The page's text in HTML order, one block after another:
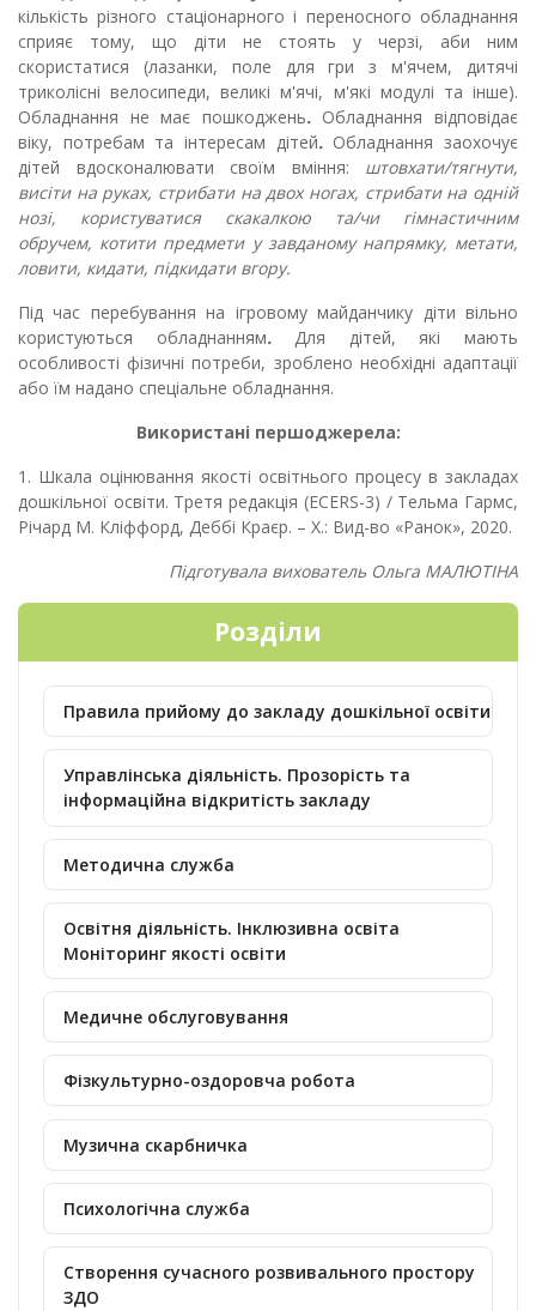
кількість різного стаціонарного і переносного обладнання
сприяє тому, що діти не стоять у черзі, аби ним
скористатися (лазанки, поле для гри з м'ячем, дитячі
триколісні велосипеди, великі м'ячі, м'які модулі та інше).
Обладнання не має пошкоджень. Обладнання відповідає
віку, потребам та інтересам дітей. Обладнання заохочує
дітей вдосконалювати своїм вміння: штовхати/тягнути,
висіти на руках, стрибати на двох ногах, стрибати на одній
нозі, користуватися скакалкою та/чи гімнастичним
обручем, котити предмети у завданому напрямку, метати,
ловити, кидати, підкидати вгору.
Під час перебування на ігровому майданчику діти вільно
користуються обладнанням.Для дітей, які мають
особливості фізичні потреби, зроблено необхідні адаптації
або їм надано спеціальне обладнання.
Використані першоджерела:
1. Шкала оцінювання якості освітнього процесу в закладах
дошкільної освіти. Третя редакція (ECERS-3) / Тельма Гармс,
Річард М. Кліффорд, Деббі Краєр. – Х.: Вид-во «Ранок», 2020.
Підготувала вихователь Ольга МАЛЮТІНА
Розділи
Правила прийому до закладу дошкільної освіти
Управлінська діяльність. Прозорість та
інформаційна відкритість закладу
Методична служба
Освітня діяльність. Інклюзивна освіта
Моніторинг якості освіти
Медичне обслуговування
Фізкультурно-оздоровча робота
Музична скарбничка
Психологічна служба
Створення сучасного розвивального простору
ЗДО